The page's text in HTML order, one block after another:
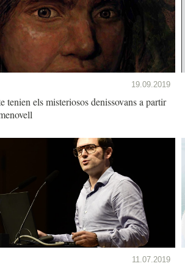
19.09.2019
tenien els misteriosos denissovans a partir
11.07.2019